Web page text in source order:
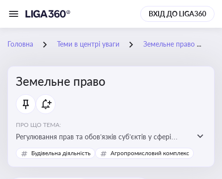
ВХІД ДО LIGA360
Головна Теми в центрі уваги Земельне право
Земельне право
ПРО ЩО ТЕМА:
Регулювання прав та обов’язків суб’єктів у сфері
користування землею, земельний сервітут, що є
критично важливим для захисту майнових прав
Будівельна діяльність Агропромисловий комплекс